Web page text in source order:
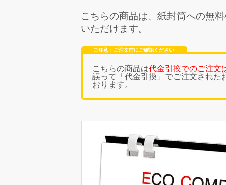
こちらの商品は、紙封筒への無
いただけます。
ご注意：ご注文前にご確認ください
こちらの商品は代金引換でのご注文
誤って「代金引換」でご注文された
おります。